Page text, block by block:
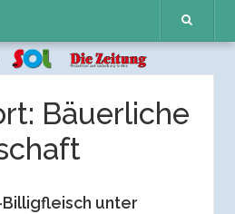
Bäuerliche
Billigfleisch unter